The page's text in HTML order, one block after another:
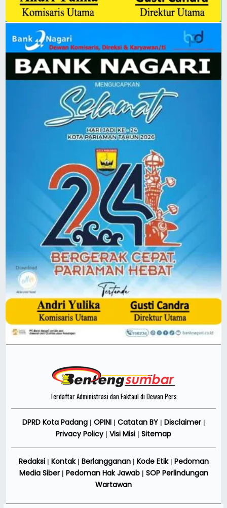
Terdaftar Administrasi dan Faktaul di Dewan Pers
DPRD Kota Padang| OPINI Catatan BY| Disclaimer|
Privacy Policy| Visi Misi Sitemap
Redaksi| Kontak| Berlangganan| Kode Etik| Pedoman
Media Siber| Pedoman Hak Jawab| SOP Perlindungan
Wartawan